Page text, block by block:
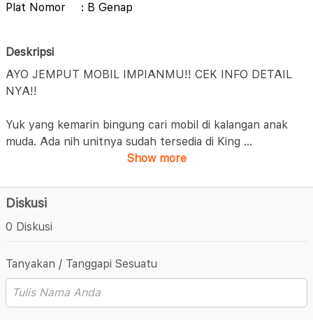
Plat Nomor
: B Genap
Deskripsi
AYO JEMPUT MOBIL IMPIANMU!! CEK INFO DETAIL
NYA!!
Yuk yang kemarin bingung cari mobil di kalangan anak
muda. Ada nih unitnya sudah tersedia di King ...
Show more
Diskusi
0 Diskusi
Tanyakan / Tanggapi Sesuatu